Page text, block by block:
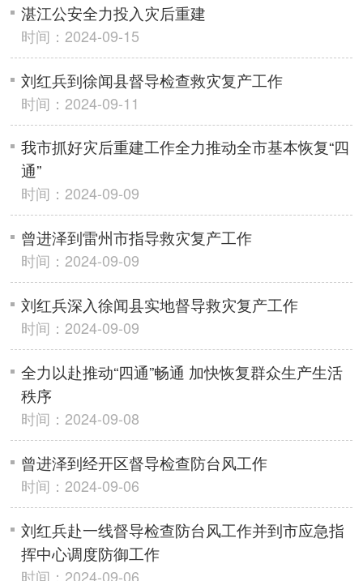
湛江公安全力投入灾后重建
时间：2024-09-15
刘红兵到徐闻县督导检查救灾复产工作
时间：2024-09-11
我市抓好灾后重建工作全力推动全市基本恢复“四
通”
时间：2024-09-09
曾进泽到雷州市指导救灾复产工作
时间：2024-09-09
刘红兵深入徐闻县实地督导救灾复产工作
时间：2024-09-09
全力以赴推动“四通”畅通 加快恢复群众生产生活
秩序
时间：2024-09-08
曾进泽到经开区督导检查防台风工作
时间：2024-09-06
刘红兵赴一线督导检查防台风工作并到市应急指
挥中心调度防御工作
时间：2024-09-06